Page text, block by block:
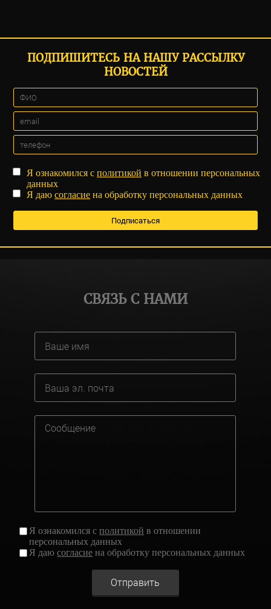
ПОДПИШИТЕСЬ НА НАШУ РАССЫЛКУ
НОВОСТЕЙ
Я ознакомился сполитикой в отношении персональных
данных
Я даюсогласие на обработку персональных данных
СВЯЗЬ С НАМИ
Я ознакомился сполитикой в отношении
персональных данных
Я даюсогласие на обработку персональных данных
Отправить